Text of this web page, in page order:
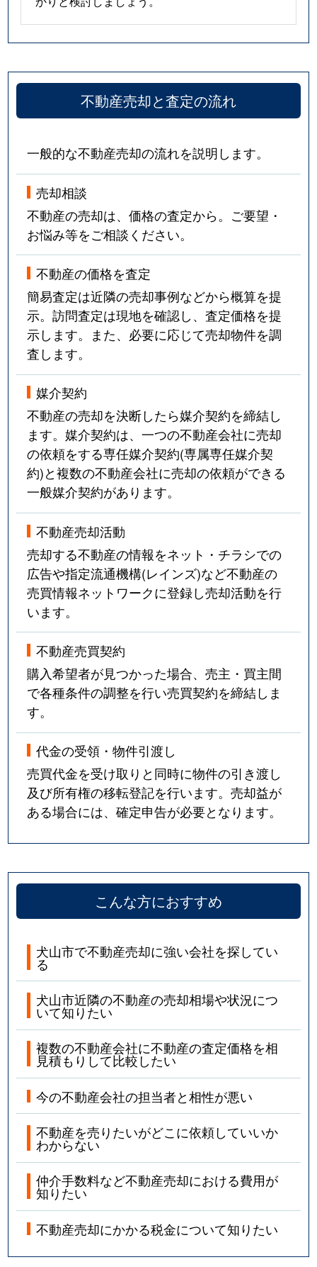
不動産売却と査定の流れ
一般的な不動産売却の流れを説明します。
売却相談
不動産の売却は、価格の査定から。ご要望・
お悩み等をご相談ください。
不動産の価格を査定
簡易査定は近隣の売却事例などから概算を提
示。訪問査定は現地を確認し、査定価格を提
示します。また、必要に応じて売却物件を調
査します。
媒介契約
不動産の売却を決断したら媒介契約を締結し
ます。媒介契約は、一つの不動産会社に売却
の依頼をする専任媒介契約(専属専任媒介契
約)と複数の不動産会社に売却の依頼ができる
一般媒介契約があります。
不動産売却活動
売却する不動産の情報をネット・チラシでの
広告や指定流通機構(レインズ)など不動産の
売買情報ネットワークに登録し売却活動を行
います。
不動産売買契約
購入希望者が見つかった場合、売主・買主間
で各種条件の調整を行い売買契約を締結しま
す。
代金の受領・物件引渡し
売買代金を受け取りと同時に物件の引き渡し
及び所有権の移転登記を行います。売却益が
ある場合には、確定申告が必要となります。
こんな方におすすめ
犬山市で不動産売却に強い会社を探してい
る
犬山市近隣の不動産の売却相場や状況につ
いて知りたい
複数の不動産会社に不動産の査定価格を相
見積もりして比較したい
今の不動産会社の担当者と相性が悪い
不動産を売りたいがどこに依頼していいか
わからない
仲介手数料など不動産売却における費用が
知りたい
不動産売却にかかる税金について知りたい